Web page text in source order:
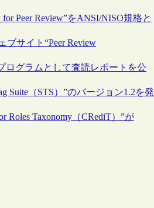
Peer Review”をANSI/NISO規格と
サイト“Peer Review
ログラムとして査読レポートを公
Suite（STS）”のバージョン1.2を発
Taxonomy（CRediT）”が